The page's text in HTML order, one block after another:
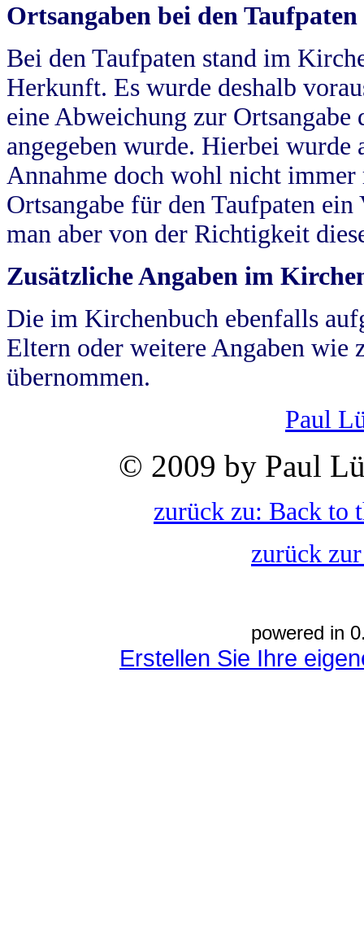
Ortsangaben bei den Taufpaten
Bei den Taufpaten stand im
Herkunft. Es wurde deshalb
eine Abweichung zur
angegeben wurde. Hierbei wurde
Annahme doch wohl nicht
Ortsangabe für den Taufpaten
man aber von der Richtigkeit
Zusätzliche Angaben im
Die im Kirchenbuch ebenfalls
Eltern oder weitere Angaben wie
übernommen.
Paul
© 2009 by Paul
zurück zu: Back to
zurück
powered in
Erstellen Sie Ihre